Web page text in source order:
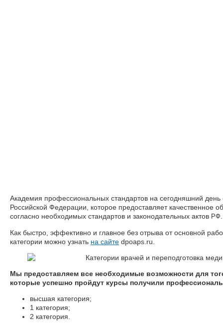
Академия профессиональных стандартов на сегодняшний
Российской Федерации, которое предоставляет качественное
согласно необходимых стандартов и законодательных актов РФ
Как быстро, эффективно и главное без отрыва от основной
категории можно узнать на сайте dpoaps.ru.
Мы предоставляем все необходимые возможности для
которые успешно пройдут курсы получили
высшая категория;
1 категория;
2 категория.